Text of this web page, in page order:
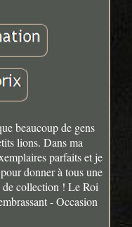
beaucoup de gens
lions. Dans ma
parfaits et je
donner à tous une
de collection ! Le Roi
- Occasion